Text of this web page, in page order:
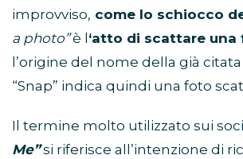
improvviso, come lo schiocco
a photo”è l ‘atto di scattare una
l’origine del nome della già
“Snap” indica quindi una foto
Il termine molto utilizzato sui
Me”si riferisce all’intenzione di